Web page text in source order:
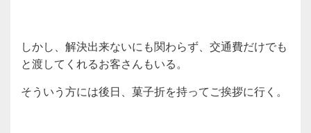
しかし、解決出来ないにも関わらず、交通費だけでも
と渡してくれるお客さんもいる。
そういう方には後日、菓子折を持ってご挨拶に行く。